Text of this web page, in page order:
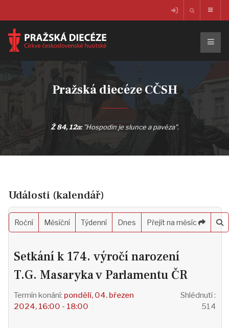
Pražská diecéze CČSH
Ž 84, 12a:"Hospodin je slunce a pavéza".
Události (kalendář)
Roční Měsíční Týdenní Dnes Přejít na měsíc
Setkání k 174. výročí narození
T.G. Masaryka v Parlamentu ČR
pondělí, 04. březen
2024, 16:00 - 18:00
Shlédnutí:
514